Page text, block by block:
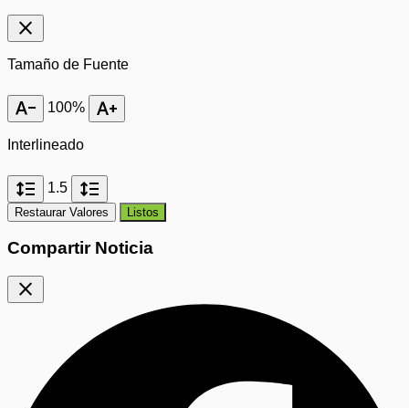
close
Tamaño de Fuente
text_decrease 100% text_increase
Interlineado
format_line_spacing 1.5 format_line_spacing
Restaurar Valores Listos
Compartir Noticia
close